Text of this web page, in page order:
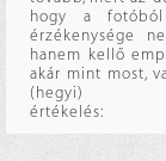
hogy a
érzékenysége
hanem kellő
akár mint most,
(hegyi)
értékelés: